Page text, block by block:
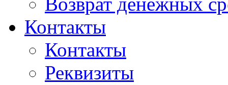
Контакты
Контакты
Реквизиты